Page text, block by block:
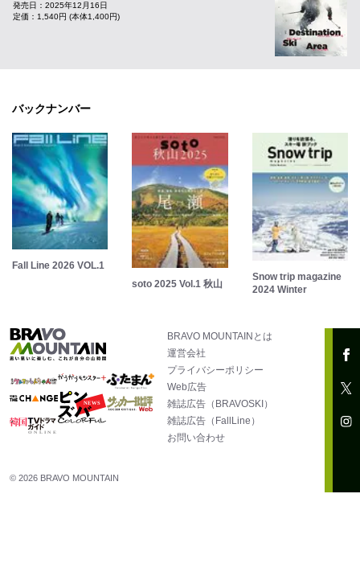
発売日：2025年12月16日
定価：1,540円 (本体1,400円)
バックナンバー
Fall Line 2026 VOL.1
soto 2025 Vol.1 秋山
Snow trip magazine
2024 Winter
BRAVO MOUNTAINとは
運営会社
プライバシーポリシー
Web広告
雑誌広告（BRAVOSKI）
雑誌広告（FallLine）
お問い合わせ
© 2026 BRAVO MOUNTAIN